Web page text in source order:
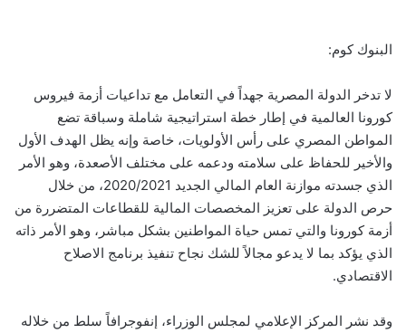
البنوك كوم:
لا تدخر الدولة المصرية جهداً في التعامل مع تداعيات أزمة فيروس
كورونا العالمية في إطار خطة استراتيجية شاملة وسباقة تضع
المواطن المصري على رأس الأولويات، خاصة وإنه يظل الهدف الأول
والأخير للحفاظ على سلامته ودعمه على مختلف الأصعدة، وهو الأمر
الذي جسدته موازنة العام المالي الجديد 2020/2021، من خلال
حرص الدولة على تعزيز المخصصات المالية للقطاعات المتضررة من
أزمة كورونا والتي تمس حياة المواطنين بشكل مباشر، وهو الأمر ذاته
الذي يؤكد بما لا يدعو مجالاً للشك نجاح تنفيذ برنامج الاصلاح
الاقتصادي.
وقد نشر المركز الإعلامي لمجلس الوزراء، إنفوجرافاً سلط من خلاله